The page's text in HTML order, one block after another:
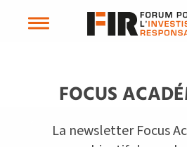
FOCUS
La newsletter Focus